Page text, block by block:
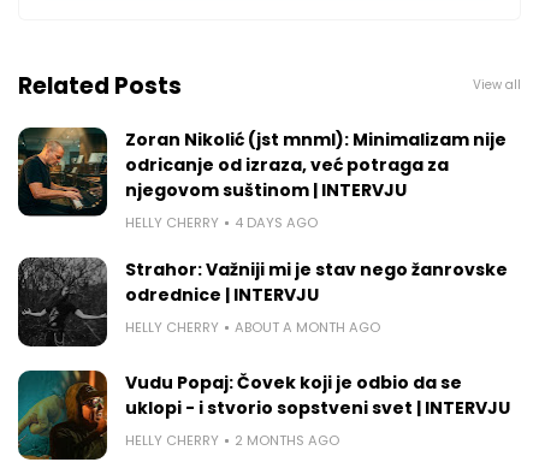
Related Posts View all
Zoran Nikolić (jst mnml): Minimalizam nije
odricanje od izraza, već potraga za
njegovom suštinom | INTERVJU
HELLY CHERRY 4 DAYS AGO
Strahor: Važniji mi je stav nego žanrovske
odrednice | INTERVJU
HELLY CHERRY ABOUT A MONTH AGO
Vudu Popaj: Čovek koji je odbio da se
uklopi - i stvorio sopstveni svet | INTERVJU
HELLY CHERRY 2 MONTHS AGO